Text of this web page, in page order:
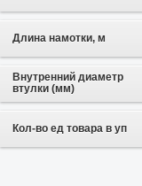
Длина намотки, м
Внутренний диаметр
втулки (мм)
Кол-во ед товара в уп